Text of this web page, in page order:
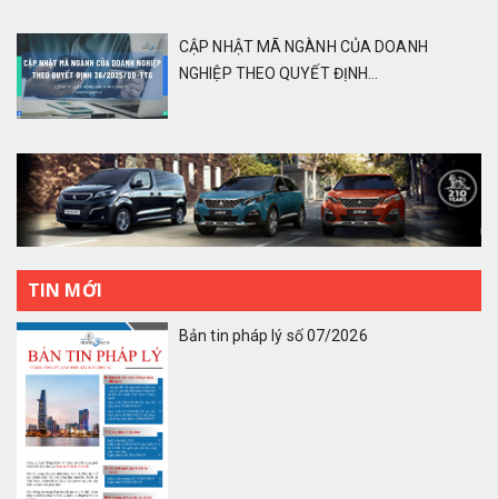
CẬP NHẬT MÃ NGÀNH CỦA DOANH
NGHIỆP THEO QUYẾT ĐỊNH...
TIN MỚI
Bản tin pháp lý số 07/2026